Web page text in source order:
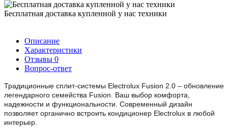
Бесплатная доставка купленной у нас техники
Описание
Характеристики
Отзывы 0
Вопрос-ответ
Традиционные сплит-системы Electrolux Fusion 2.0 – обновление
легендарного семейства Fusion. Ваш выбор комфорта,
надежности и функциональности. Современный дизайн
позволяет органично встроить кондиционер Electrolux в любой
интерьер.